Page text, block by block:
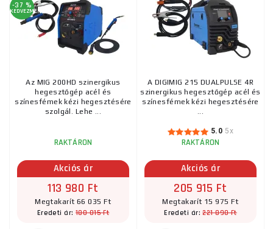
mig 200 Smart inverteres hegesztő + pisztoly +
kábelek + sisak + szelep
119 105 Ft
-37 %
KEDVEZMÉNY
Az MIG 200HD szinergikus
hegesztőgép acél és
színesfémek kézi hegesztésére
szolgál. Lehe ...
RAKTÁRON
Akciós ár
113 980 Ft
Megtakarít 66 035 Ft
Eredeti ár: 180 015 Ft
A DIGIMIG 215 DUALPULSE 4R
szinergikus hegesztőgép acél és
színesfémek kézi hegesztésére
...
5.0 5x
RAKTÁRON
Akciós ár
205 915 Ft
Megtakarít 15 975 Ft
Eredeti ár:221 890 Ft